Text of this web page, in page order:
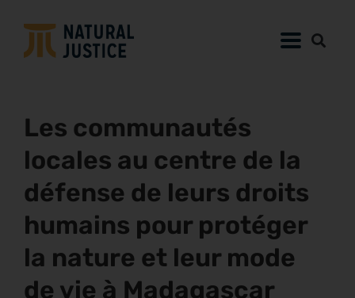
Les communautés
locales au centre de la
défense de leurs droits
humains pour protéger
la nature et leur mode
de vie à Madagascar